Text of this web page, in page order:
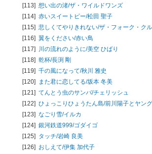
[113] 想い出の渚/ザ・ワイルドワンズ
[114] 赤いスイートピー/松田 聖子
[115] 悲しくてやりきれない/ザ・フォーク・ク
[116] 翼をください/赤い鳥
[117]
川の流れのように/美空 ひばり
[118] 乾杯/長渕 剛
[119] 千の風になって/秋川 雅史
[120]
また君に恋してる/坂本 冬美
[121] てんとう虫のサンバ/チェリッシュ
[122] ひょっこりひょうたん島/前川陽子とヤン
[123] なごり雪/イルカ
[124] 銀河鉄道999/ゴダイゴ
[125] タッチ/岩崎 良美
[126] おしえて/伊集 加代子